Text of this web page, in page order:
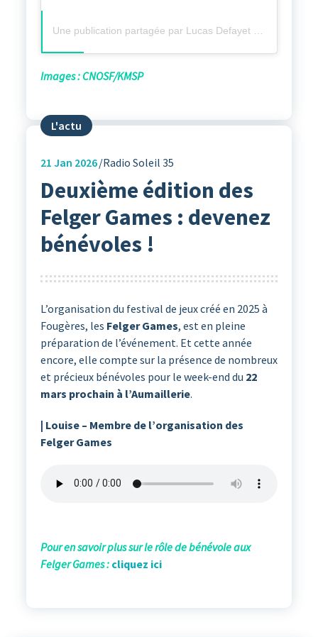
Images : CNOSF/KMSP
L'actu
21 Jan 2026 Radio Soleil 35
Deuxième édition des
Felger Games : devenez
bénévoles !
L’organisation du festival de jeux créé en 2025 à
Fougères, les Felger Games, est en pleine
préparation de l’événement. Et cette année
encore, elle compte sur la présence de nombreux
et précieux bénévoles pour le week-end du 22
mars prochain à l’Aumaillerie.
| Louise – Membre de l’organisation des
Felger Games
Pour en savoir plus sur le rôle de bénévole aux
Felger Games : cliquez ici